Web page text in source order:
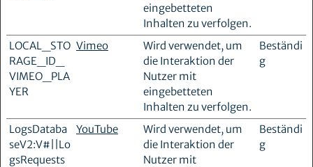
eingebetteten
Inhalten zu verfolgen.
LOCAL_STO
RAGE_ID_
VIMEO_PLA
YER
Vimeo
Wird verwendet, um
die Interaktion der
Nutzer mit
eingebetteten
Inhalten zu verfolgen.
Beständi
g
LogsDataba
seV2:V#||Lo
gsRequests
YouTube
Wird verwendet, um
die Interaktion der
Nutzer mit
Beständi
g